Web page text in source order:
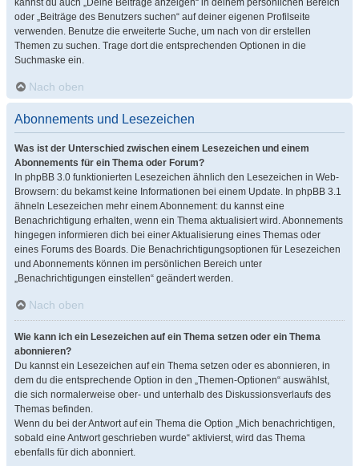
kannst du auch „Deine Beiträge anzeigen“ in deinem persönlichen Bereich
oder „Beiträge des Benutzers suchen“ auf deiner eigenen Profilseite
verwenden. Benutze die erweiterte Suche, um nach von dir erstellen
Themen zu suchen. Trage dort die entsprechenden Optionen in die
Suchmaske ein.
Nach oben
Abonnements und Lesezeichen
Was ist der Unterschied zwischen einem Lesezeichen und einem
Abonnements für ein Thema oder Forum?
In phpBB 3.0 funktionierten Lesezeichen ähnlich den Lesezeichen in Web-
Browsern: du bekamst keine Informationen bei einem Update. In phpBB 3.1
ähneln Lesezeichen mehr einem Abonnement: du kannst eine
Benachrichtigung erhalten, wenn ein Thema aktualisiert wird. Abonnements
hingegen informieren dich bei einer Aktualisierung eines Themas oder
eines Forums des Boards. Die Benachrichtigungsoptionen für Lesezeichen
und Abonnements können im persönlichen Bereich unter
„Benachrichtigungen einstellen“ geändert werden.
Nach oben
Wie kann ich ein Lesezeichen auf ein Thema setzen oder ein Thema
abonnieren?
Du kannst ein Lesezeichen auf ein Thema setzen oder es abonnieren, in
dem du die entsprechende Option in den „Themen-Optionen“ auswählst,
die sich normalerweise ober- und unterhalb des Diskussionsverlaufs des
Themas befinden.
Wenn du bei der Antwort auf ein Thema die Option „Mich benachrichtigen,
sobald eine Antwort geschrieben wurde“ aktivierst, wird das Thema
ebenfalls für dich abonniert.